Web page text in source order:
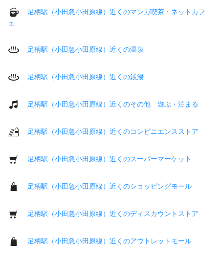
足柄駅（小田急小田原線）近くのマンガ喫茶・ネットカフ
ェ
足柄駅（小田急小田原線）近くの温泉
足柄駅（小田急小田原線）近くの銭湯
足柄駅（小田急小田原線）近くのその他 遊ぶ・泊まる
足柄駅（小田急小田原線）近くのコンビニエンスストア
足柄駅（小田急小田原線）近くのスーパーマーケット
足柄駅（小田急小田原線）近くのショッピングモール
足柄駅（小田急小田原線）近くのディスカウントストア
足柄駅（小田急小田原線）近くのアウトレットモール